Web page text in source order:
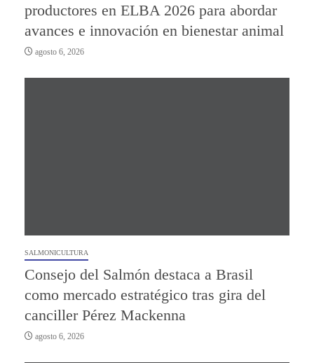
productores en ELBA 2026 para abordar
avances e innovación en bienestar animal
agosto 6, 2026
SALMONICULTURA
Consejo del Salmón destaca a Brasil
como mercado estratégico tras gira del
canciller Pérez Mackenna
agosto 6, 2026